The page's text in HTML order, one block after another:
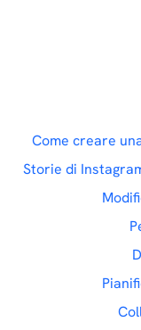
Come creare
Storie di